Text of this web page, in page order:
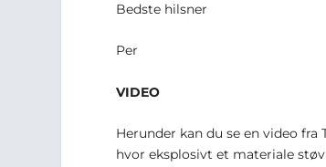
Bedste hilsner
Per
VIDEO
Herunder kan du se en video fra
hvor eksplosivt et materiale